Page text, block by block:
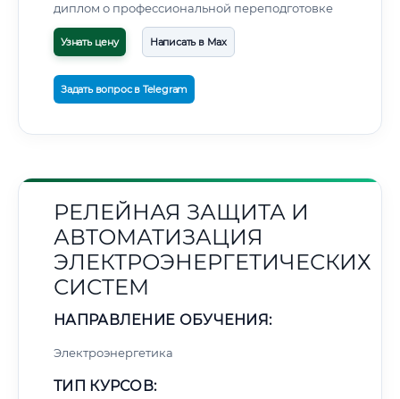
диплом о профессиональной переподготовке
Узнать цену Написать в Max
Задать вопрос в Telegram
РЕЛЕЙНАЯ ЗАЩИТА И
АВТОМАТИЗАЦИЯ
ЭЛЕКТРОЭНЕРГЕТИЧЕСКИХ
СИСТЕМ
НАПРАВЛЕНИЕ ОБУЧЕНИЯ:
Электроэнергетика
ТИП КУРСОВ: